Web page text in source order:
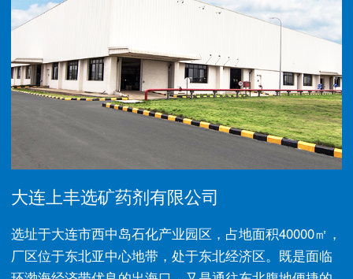
大连上丰选矿药剂有限公司
选址于大连市西中岛石化产业园区，占地面积40000㎡，
厂区位于东北亚中心地带，处于东北经济区。既是面临